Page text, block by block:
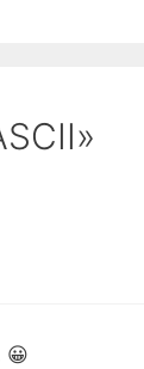
😀